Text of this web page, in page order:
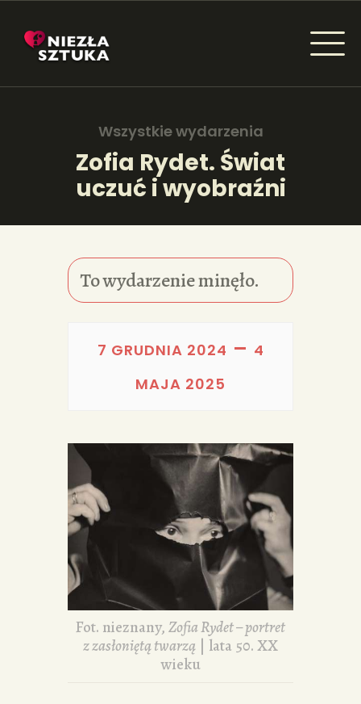
Wszystkie wydarzenia
Zofia Rydet. Świat
uczuć i wyobraźni
NIEZŁA SZTUKA - NEWSY
AKTUALNOŚCI
ARTYKUŁY
INSPIRACJE
To wydarzenie minęło.
7 GRUDNIA 2024 – 4
MAJA 2025
Fot. nieznany,Zofia Rydet – portret
z zasłoniętą twarzą | lata 50. XX
wieku